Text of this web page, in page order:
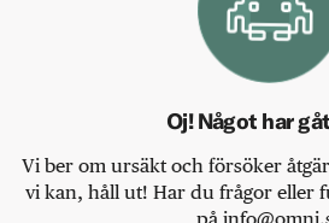
Oj! Något har
Vi ber om ursäkt och försöker
vi kan, håll ut! Har du frågor eller